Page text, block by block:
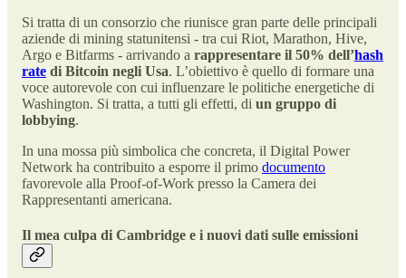
Si tratta di un consorzio che riunisce gran parte delle principali
aziende di mining statunitensi - tra cui Riot, Marathon, Hive,
Argo e Bitfarms - arrivando a rappresentare il 50% dell’hash
rate di Bitcoin negli Usa. L’obiettivo è quello di formare una
voce autorevole con cui influenzare le politiche energetiche di
Washington. Si tratta, a tutti gli effetti, di un gruppo di
lobbying.
In una mossa più simbolica che concreta, il Digital Power
Network ha contribuito a esporre il primo documento
favorevole alla Proof-of-Work presso la Camera dei
Rappresentanti americana.
Il mea culpa di Cambridge e i nuovi dati sulle emissioni